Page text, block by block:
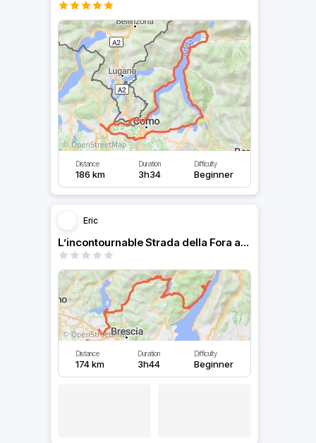
Distance
186 km
Duration
3h34
Difficulty
Beginner
Eric
L’incontournable Strada della Fora au lac de Garde
Distance
174 km
Duration
3h44
Difficulty
Beginner